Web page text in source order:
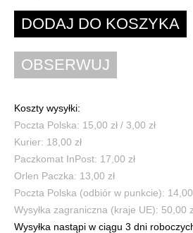
Koszty wysyłki:
Poczta Polska: 15,00 zł / 3,00 zł
Kurier: 18,00 zł
Paczkomat InPost: 17,00 zł
Orlen Paczka: 13,00 zł
Poczta Polska (odbiór w punkcie): 14,00
Wysyłka zagraniczna (kraje UE): 50,00
Wysyłka nastąpi w ciągu 3 dni